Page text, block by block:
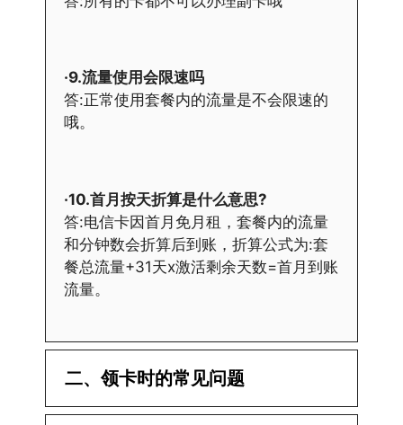
·9.流量使用会限速吗
答:正常使用套餐内的流量是不会限速的
哦。
·10.首月按天折算是什么意思?
答:电信卡因首月免月租，套餐内的流量
和分钟数会折算后到账，折算公式为:套
餐总流量+31天x激活剩余天数=首月到账
流量。
二、领卡时的常见问题